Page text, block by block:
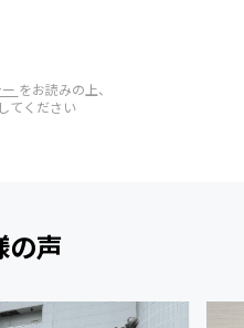
をお読みの上、
てください
の声